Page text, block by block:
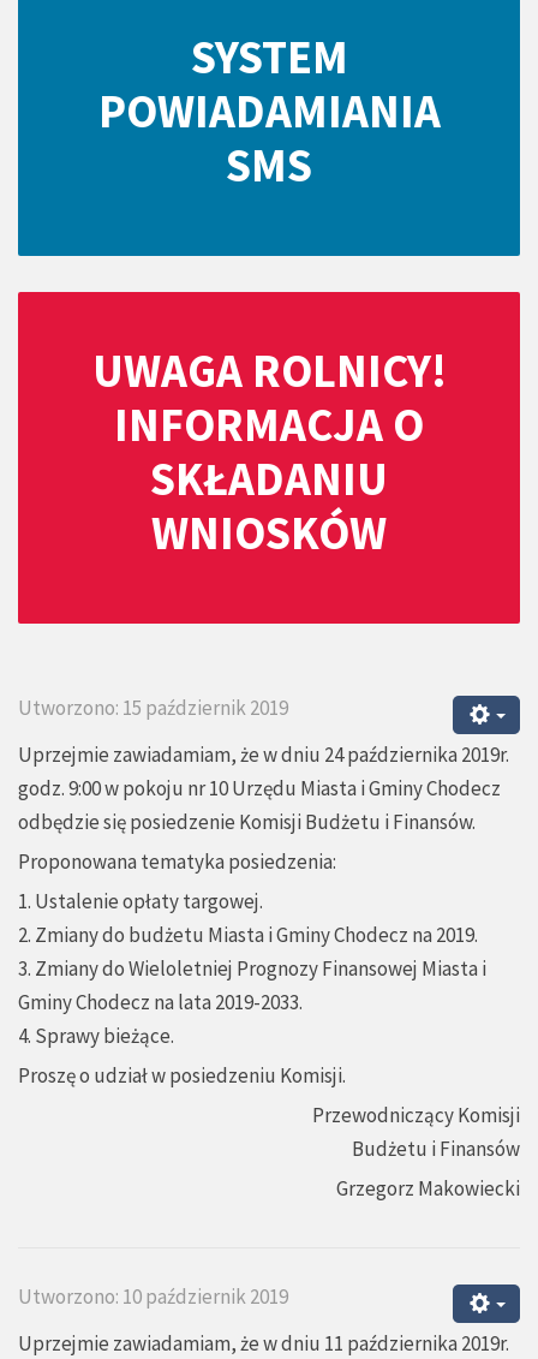
SYSTEM
POWIADAMIANIA
SMS
UWAGA ROLNICY!
INFORMACJA O
SKŁADANIU
WNIOSKÓW
Utworzono: 15 październik 2019
Uprzejmie zawiadamiam, że w dniu 24 października 2019r.
godz. 9:00 w pokoju nr 10 Urzędu Miasta i Gminy Chodecz
odbędzie się posiedzenie Komisji Budżetu i Finansów.
Proponowana tematyka posiedzenia:
1. Ustalenie opłaty targowej.
2. Zmiany do budżetu Miasta i Gminy Chodecz na 2019.
3. Zmiany do Wieloletniej Prognozy Finansowej Miasta i
Gminy Chodecz na lata 2019-2033.
4. Sprawy bieżące.
Proszę o udział w posiedzeniu Komisji.
Przewodniczący Komisji
Budżetu i Finansów
Grzegorz Makowiecki
Utworzono: 10 październik 2019
Uprzejmie zawiadamiam, że w dniu 11 października 2019r.